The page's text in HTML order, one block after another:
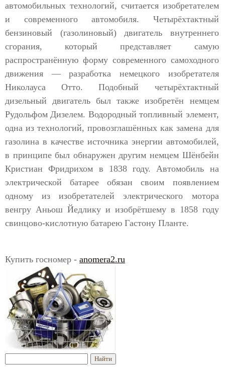
автомобильных технологий, считается изобретателем
и современного автомобиля. Четырёхтактный
бензиновый (газолиновый) двигатель внутреннего
сгорания, который представляет самую
распространённую форму современного самоходного
движения — разработка немецкого изобретателя
Николауса Отто. Подобный четырёхтактный
дизельный двигатель был также изобретён немцем
Рудольфом Дизелем. Водородный топливный элемент,
одна из технологий, провозглашённых как замена для
газолина в качестве источника энергии автомобилей,
в принципе был обнаружен другим немцем Шёнбейн
Кристиан Фридрихом в 1838 году. Автомобиль на
электрической батарее обязан своим появлением
одному из изобретателей электрического мотора
венгру Аньош Йедлику и изобрётшему в 1858 году
свинцово-кислотную батарею Гастону Планте.
Купить госномер - anomera2.ru